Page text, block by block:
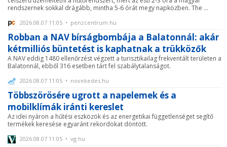
rendszernek sokkal drágább, mintha 5-6 órát megy napközben. The ...
2026.08.07 11:05 • penzcentrum.hu
Robban a NAV bírságbombája a Balatonnál: akár
kétmilliós büntetést is kaphatnak a trükközők
A NAV eddig 1480 ellenőrzést végzett a turisztikailag frekventált területen a
Balatonnál, ebből 316 esetben tárt fel szabálytalanságot.
2026.08.07 11:05 • novekedes.hu
Többszörösére ugrott a napelemek és a
mobilklímák iránti kereslet
Az idei nyáron a hűtési eszközök és az energetikai függetlenséget segítő
termékek keresése egyaránt rekordokat döntött.
2026.08.07 11:05 • vg.hu